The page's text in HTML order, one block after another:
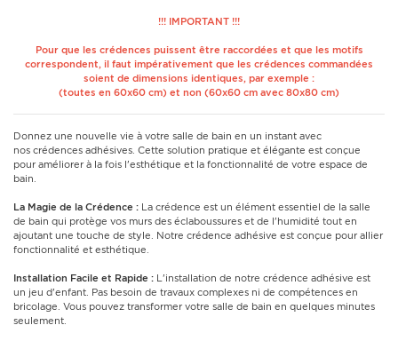
!!! IMPORTANT !!!
Pour que les crédences puissent être raccordées et que les motifs
correspondent, il faut impérativement que les crédences commandées
soient de dimensions identiques, par exemple :
(toutes en 60x60 cm) et non (60x60 cm avec 80x80 cm)
Donnez une nouvelle vie à votre salle de bain en un instant avec
nos crédences adhésives. Cette solution pratique et élégante est conçue
pour améliorer à la fois l'esthétique et la fonctionnalité de votre espace de
bain.
La Magie de la Crédence : La crédence est un élément essentiel de la salle
de bain qui protège vos murs des éclaboussures et de l'humidité tout en
ajoutant une touche de style. Notre crédence adhésive est conçue pour allier
fonctionnalité et esthétique.
Installation Facile et Rapide : L'installation de notre crédence adhésive est
un jeu d'enfant. Pas besoin de travaux complexes ni de compétences en
bricolage. Vous pouvez transformer votre salle de bain en quelques minutes
seulement.